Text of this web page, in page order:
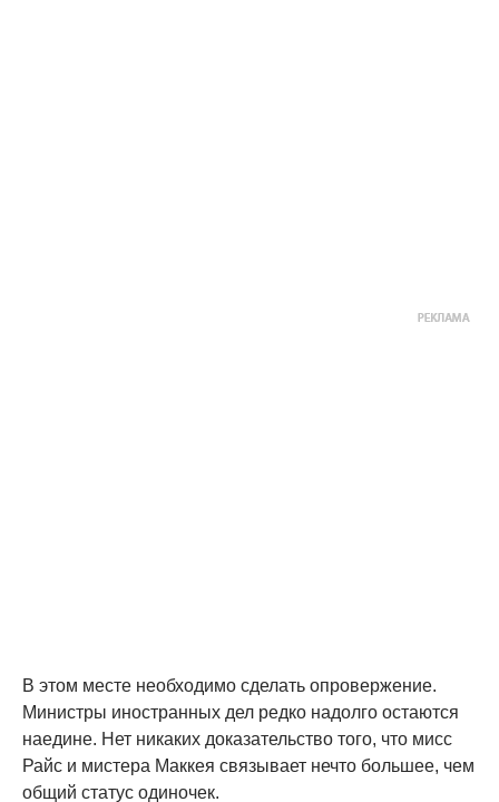
В этом месте необходимо сделать опровержение.
Министры иностранных дел редко надолго остаются
наедине. Нет никаких доказательство того, что мисс
Райс и мистера Маккея связывает нечто большее, чем
общий статус одиночек.